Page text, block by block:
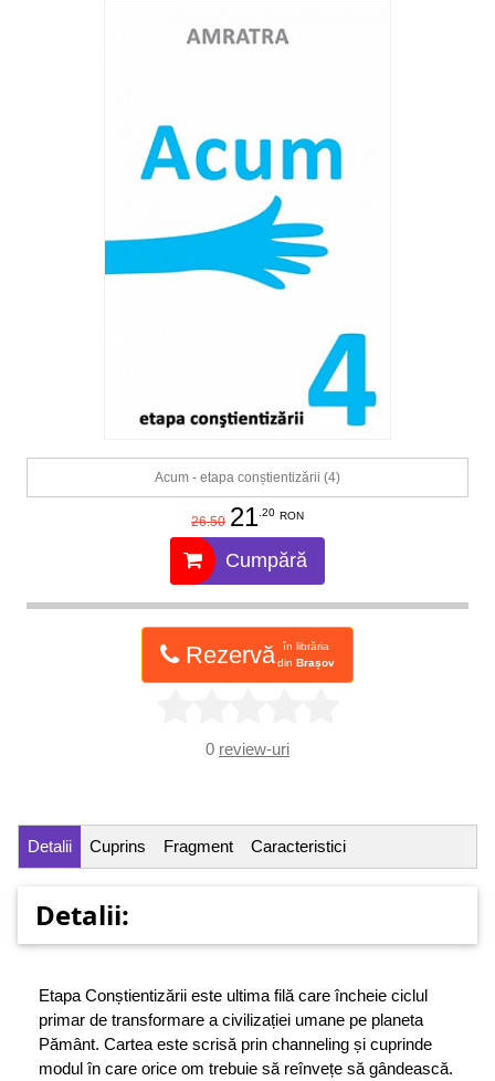
Acum - etapa conștientizării (4)
26.50 21.20 RON
Cumpără
Rezervă
în librăria
din Brașov
0 review-uri
Detalii Cuprins Fragment Caracteristici
Detalii:
Etapa Conștientizării este ultima filă care încheie ciclul
primar de transformare a civilizației umane pe planeta
Pământ. Cartea este scrisă prin channeling și cuprinde
modul în care orice om trebuie să reînvețe să gândească.